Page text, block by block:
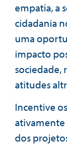
empatia, a
cidadania
uma
impacto
sociedade,
atitudes
Incentive
ativamente
dos